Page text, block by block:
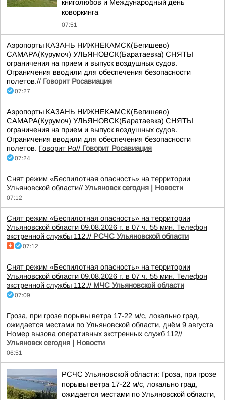
книголюбов и Международный день
коворкинга
07:51
Аэропорты КАЗАНЬ НИЖНЕКАМСК(Бегишево)
САМАРА(Курумоч) УЛЬЯНОВСК(Баратаевка) СНЯТЫ
ограничения на прием и выпуск воздушных судов.
Ограничения вводили для обеспечения безопасности
полетов.// Говорит Росавиация
07:27
Аэропорты КАЗАНЬ НИЖНЕКАМСК(Бегишево)
САМАРА(Курумоч) УЛЬЯНОВСК(Баратаевка) СНЯТЫ
ограничения на прием и выпуск воздушных судов.
Ограничения вводили для обеспечения безопасности
полетов. Говорит Ро// Говорит Росавиация
07:24
Снят режим «Беспилотная опасность» на территории
Ульяновской области// Ульяновск сегодня | Новости
07:12
Снят режим «Беспилотная опасность» на территории
Ульяновской области 09.08.2026 г. в 07 ч. 55 мин. Телефон
экстренной службы 112.// РСЧС Ульяновской области
07:12
Снят режим «Беспилотная опасность» на территории
Ульяновской области 09.08.2026 г. в 07 ч. 55 мин. Телефон
экстренной службы 112.// МЧС Ульяновской области
07:09
Гроза, при грозе порывы ветра 17-22 м/с, локально град,
ожидается местами по Ульяновской области, днём 9 августа
Номер вызова оперативных экстренных служб 112//
Ульяновск сегодня | Новости
06:51
РСЧС Ульяновской области: Гроза, при грозе
порывы ветра 17-22 м/с, локально град,
ожидается местами по Ульяновской области,